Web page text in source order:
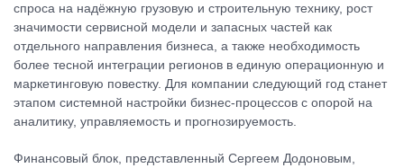
спроса на надёжную грузовую и строительную технику, рост
значимости сервисной модели и запасных частей как
отдельного направления бизнеса, а также необходимость
более тесной интеграции регионов в единую операционную и
маркетинговую повестку. Для компании следующий год станет
этапом системной настройки бизнес-процессов с опорой на
аналитику, управляемость и прогнозируемость.
Финансовый блок, представленный Сергеем Додоновым,